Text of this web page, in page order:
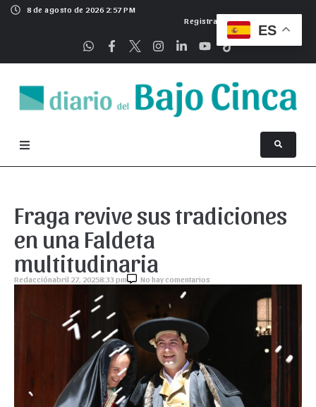
8 de agosto de 2026 2:57 PM
Registrarse
Fraga revive sus tradiciones
en una Faldeta
multitudinaria
Redacciónabril 27, 20258:33 pm No hay comentarios
ES